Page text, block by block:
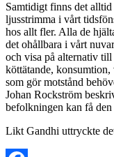
Samtidigt finns det
ljusstrimma i vårt
hos allt fler. Alla de
det ohållbara i vårt
och visa på alternativ
köttätande,
som gör motstånd
Johan Rockström
befolkningen kan få den
Likt Gandhi uttryckte